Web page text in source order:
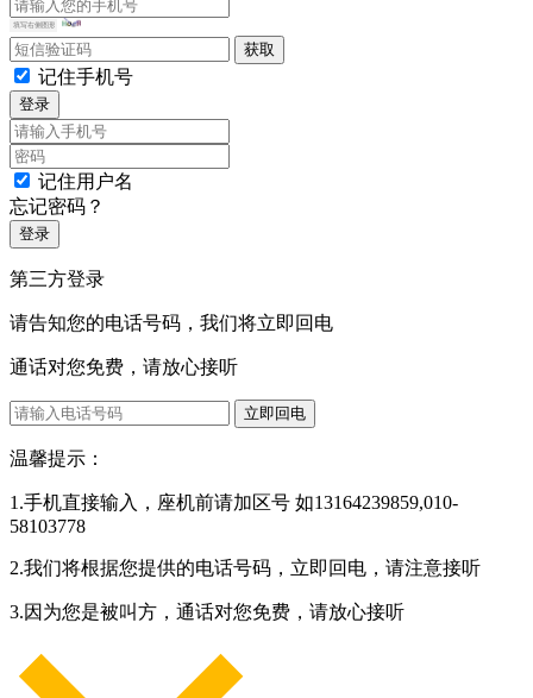
记住手机号
登录
记住用户名
忘记密码？
登录
第三方登录
请告知您的电话号码，我们将立即回电
通话对您免费，请放心接听
立即回电
温馨提示：
1.手机直接输入，座机前请加区号 如13164239859,010-
58103778
2.我们将根据您提供的电话号码，立即回电，请注意接听
3.因为您是被叫方，通话对您免费，请放心接听